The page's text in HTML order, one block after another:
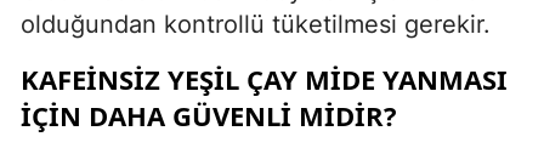
olduğundan kontrollü tüketilmesi gerekir.
KAFEINSIZ YEŞIL ÇAY MIDE YANMASI
İÇIN DAHA GÜVENLI MIDIR?